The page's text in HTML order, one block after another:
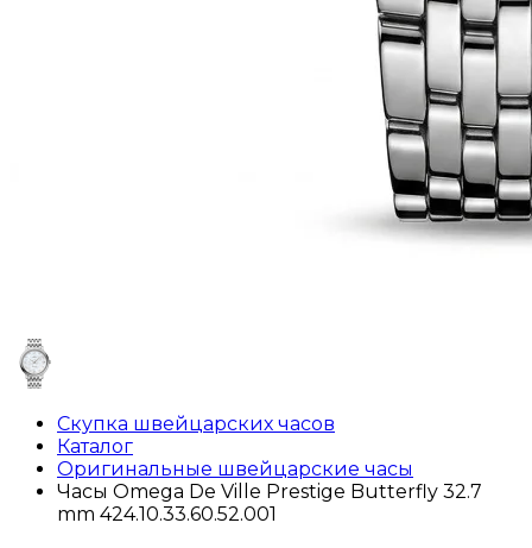
Скупка швейцарских часов
Каталог
Оригинальные швейцарские часы
Часы Omega De Ville Prestige Butterfly 32.7
mm 424.10.33.60.52.001